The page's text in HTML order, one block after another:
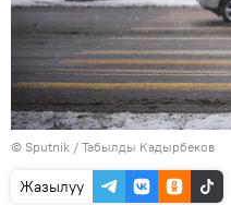
© Sputnik / Табылды Кадырбеков
Жазылуу